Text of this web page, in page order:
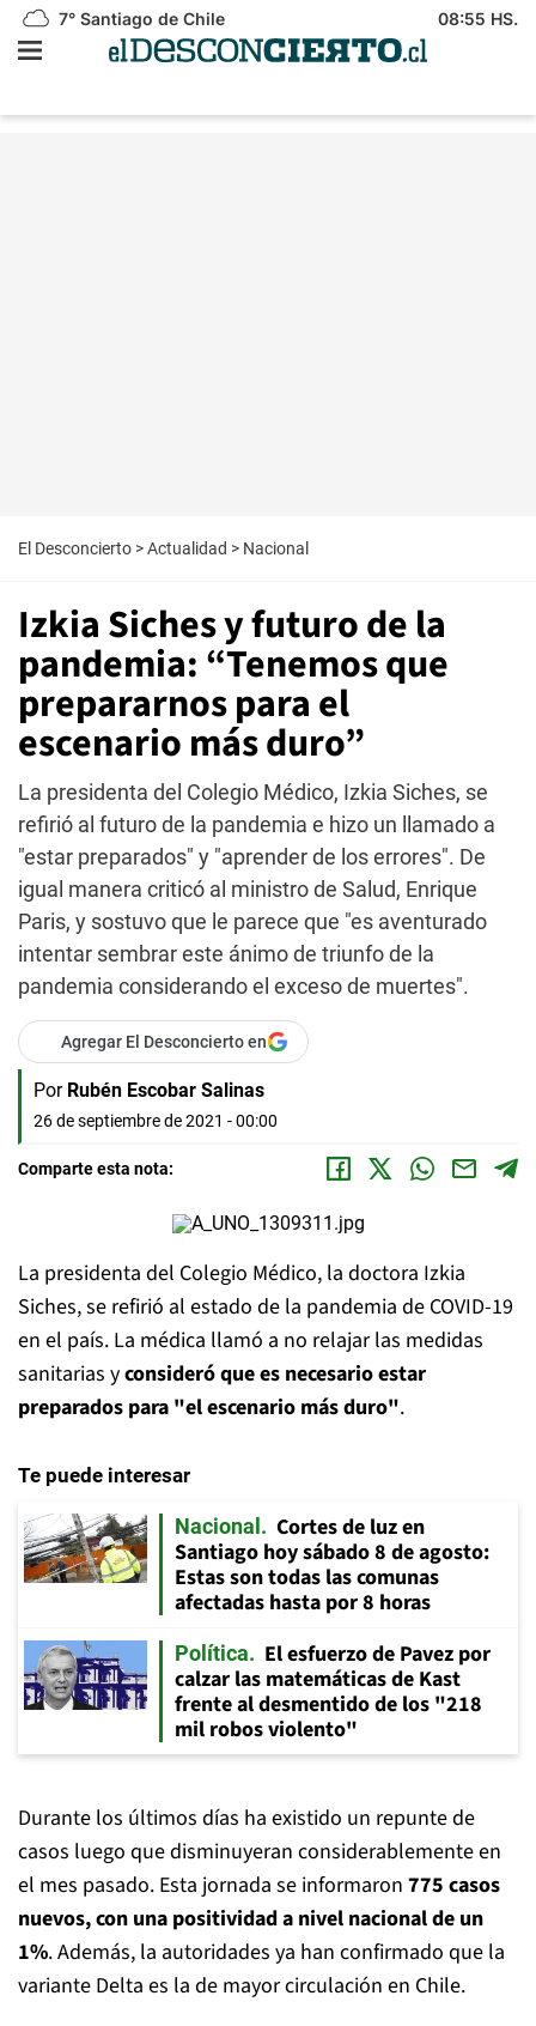
7° Santiago de Chile 08:55 HS.
El Desconcierto >Actualidad > Nacional
Izkia Siches y futuro de la
pandemia: “Tenemos que
prepararnos para el
escenario más duro”
La presidenta del Colegio Médico, Izkia Siches, se
refirió al futuro de la pandemia e hizo un llamado a
"estar preparados" y "aprender de los errores". De
igual manera criticó al ministro de Salud, Enrique
Paris, y sostuvo que le parece que "es aventurado
intentar sembrar este ánimo de triunfo de la
pandemia considerando el exceso de muertes".
Agregar El Desconcierto en
Por Rubén Escobar Salinas
26 de septiembre de 2021 - 00:00
Comparte esta nota:
La presidenta del Colegio Médico, la doctora Izkia
Siches, se refirió al estado de la pandemia de COVID-19
en el país. La médica llamó a no relajar las medidas
sanitarias yconsideró que es necesario estar
preparados para "el escenario más duro".
Te puede interesar
Nacional
Cortes de luz en
Santiago hoy sábado 8 de agosto:
Estas son todas las comunas
afectadas hasta por 8 horas
Política
El esfuerzo de Pavez por
calzar las matemáticas de Kast
frente al desmentido de los "218
mil robos violento"
Durante los últimos días ha existido un repunte de
casos luego que disminuyeran considerablemente en
el mes pasado. Esta jornada se informaron 775 casos
nuevos, con una positividad a nivel nacional de un
1%. Además, la autoridades ya han confirmado que la
variante Delta es la de mayor circulación en Chile.